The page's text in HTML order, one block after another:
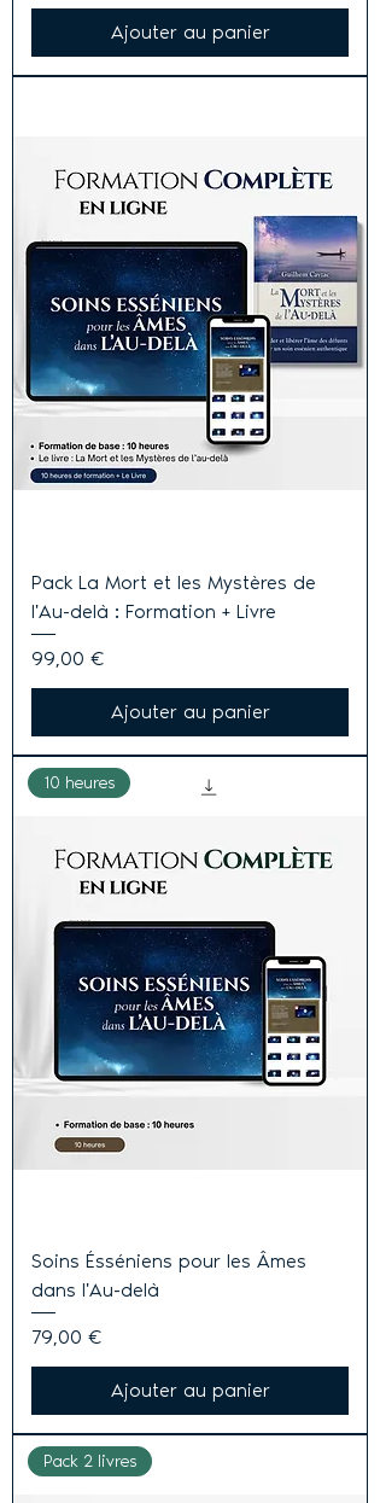
Ajouter au panier
Pack La Mort et les Mystères de
l'Au-delà : Formation + Livre
Prix
99,00 €
Ajouter au panier
10 heures
Soins Ésséniens pour les Âmes
dans l'Au-delà
Prix
79,00 €
Ajouter au panier
Pack 2 livres